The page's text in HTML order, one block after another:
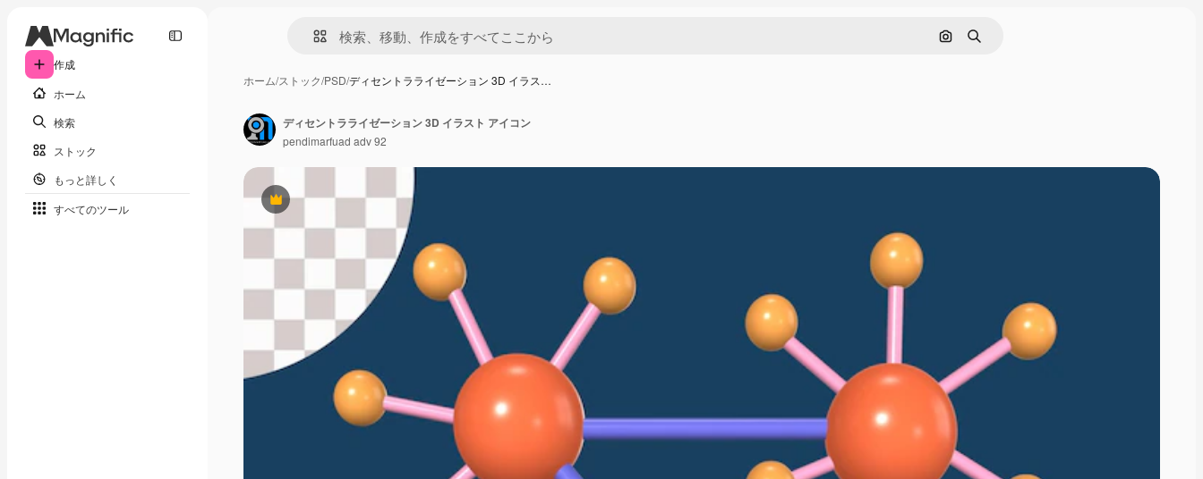
作成
ホーム
検索
ストック
もっと詳しく
すべてのツール
画像で検索
検索
ホーム/ストック/PSD/ディセントラライゼーション 3D イラス…
Premium
ディセントラライゼーション 3D イラスト アイコン
pendimarfuad adv 92